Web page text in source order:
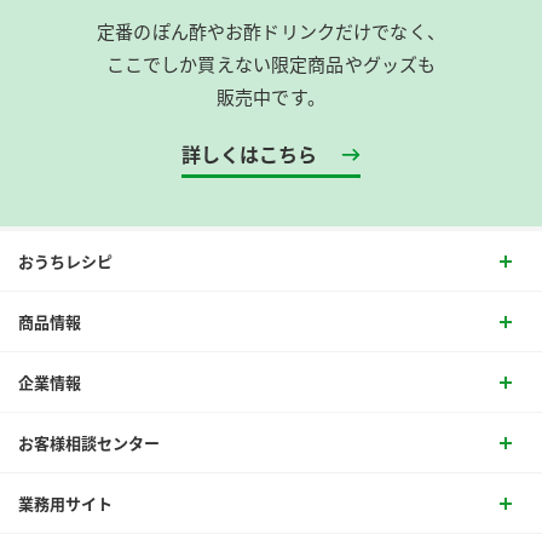
定番のぽん酢やお酢ドリンクだけでなく、
ここでしか買えない限定商品やグッズも
販売中です。
詳しくはこちら
おうちレシピ
商品情報
企業情報
お客様相談センター
業務用サイト